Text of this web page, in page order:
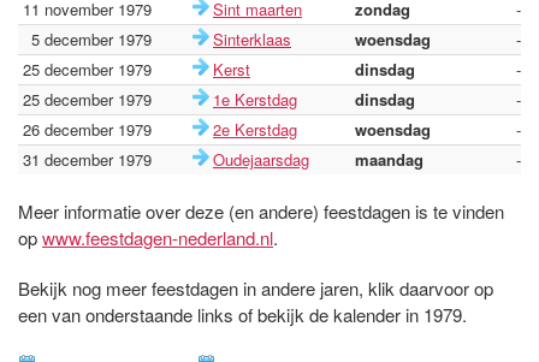
11 november 1979
Sint maarten zondag
-
5 december 1979
Sinterklaas woensdag
-
25 december 1979
Kerst dinsdag
-
25 december 1979
1e Kerstdag dinsdag
-
26 december 1979
2e Kerstdag woensdag
-
31 december 1979
Oudejaarsdag maandag -
Meer informatie over deze (en andere) feestdagen is te vinden
opwww.feestdagen-nederland.nl.
Bekijk nog meer feestdagen in andere jaren, klik daarvoor op
een van onderstaande links of bekijk de kalender in 1979.